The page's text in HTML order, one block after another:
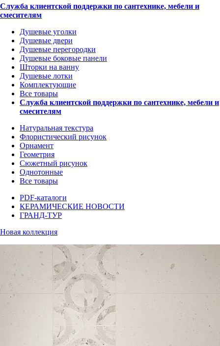
Служба клиентской поддержки по сантехнике, мебели и
смесителям
Душевые уголки
Душевые двери
Душевые перегородки
Душевые боковые панели
Шторки на ванну
Душевые лотки
Комплектующие
Все товары
Служба клиентской поддержки по сантехнике, мебели и
смесителям
Натуральная текстура
Флористический рисунок
Орнамент
Геометрия
Сюжетный рисунок
Однотонные
Все товары
PDF-каталоги
КЕРАМИЧЕСКИЕ НОВОСТИ
ГРАНД-ТУР
Новая коллекция